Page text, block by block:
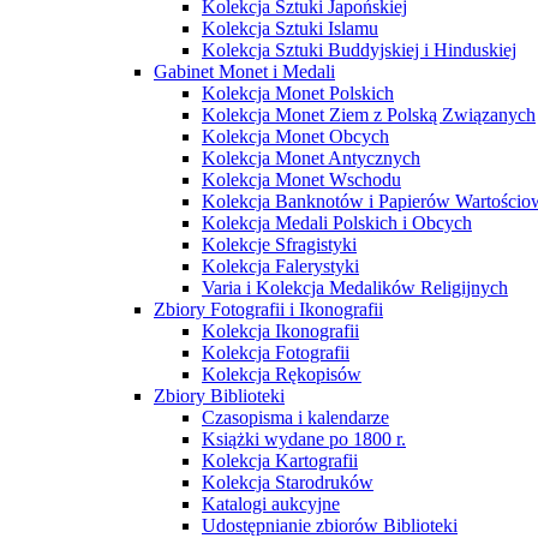
Kolekcja Sztuki Japońskiej
Kolekcja Sztuki Islamu
Kolekcja Sztuki Buddyjskiej i Hinduskiej
Gabinet Monet i Medali
Kolekcja Monet Polskich
Kolekcja Monet Ziem z Polską Związanych
Kolekcja Monet Obcych
Kolekcja Monet Antycznych
Kolekcja Monet Wschodu
Kolekcja Banknotów i Papierów
Kolekcja Medali Polskich i Obcych
Kolekcje Sfragistyki
Kolekcja Falerystyki
Varia i Kolekcja Medalików Religijnych
Zbiory Fotografii i Ikonografii
Kolekcja Ikonografii
Kolekcja Fotografii
Kolekcja Rękopisów
Zbiory Biblioteki
Czasopisma i kalendarze
Książki wydane po 1800 r.
Kolekcja Kartografii
Kolekcja Starodruków
Katalogi aukcyjne
Udostępnianie zbiorów Biblioteki